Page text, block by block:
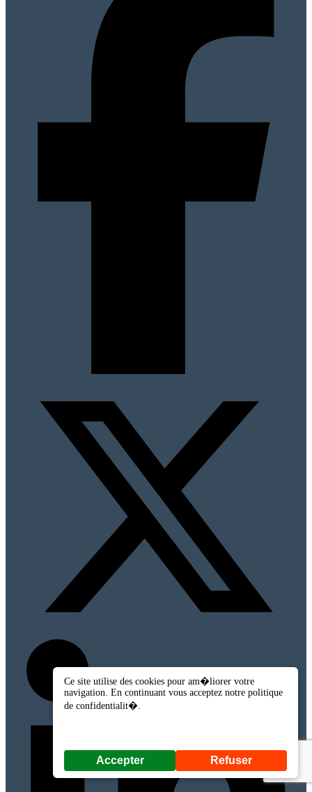
Ce site utilise des cookies pour am�liorer votre
navigation. En continuant vous acceptez notre politique
de confidentialit�.
Accepter Refuser